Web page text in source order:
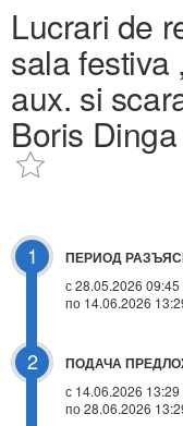
Lucrari de
sala festiva
aux. si
Boris
1 ПЕРИОД
с 28.05.2026 09:45
по 14.06.2026
2 ПОДАЧА
с 14.06.2026 13:29
по 28.06.2026